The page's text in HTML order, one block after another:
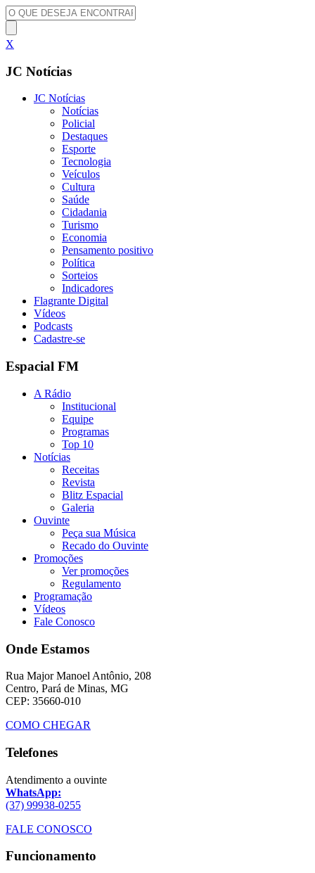
X
JC Notícias
JC Notícias
Notícias
Policial
Destaques
Esporte
Tecnologia
Veículos
Cultura
Saúde
Cidadania
Turismo
Economia
Pensamento positivo
Política
Sorteios
Indicadores
Flagrante Digital
Vídeos
Podcasts
Cadastre-se
Espacial FM
A Rádio
Institucional
Equipe
Programas
Top 10
Notícias
Receitas
Revista
Blitz Espacial
Galeria
Ouvinte
Peça sua Música
Recado do Ouvinte
Promoções
Ver promoções
Regulamento
Programação
Vídeos
Fale Conosco
Onde Estamos
Rua Major Manoel Antônio, 208
Centro, Pará de Minas, MG
CEP: 35660-010
COMO CHEGAR
Telefones
Atendimento a ouvinte
WhatsApp:
(37) 99938-0255
FALE CONOSCO
Funcionamento